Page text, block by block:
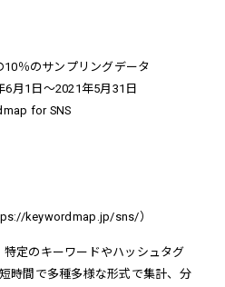
％のサンプリングデータ
月1日～2021年5月31日
for SNS
keywordmap.jp/sns/）
定のキーワードやハッシュタグ
時間で多種多様な形式で集計、分